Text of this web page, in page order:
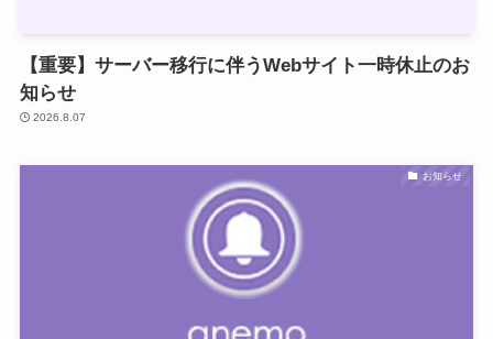
【重要】サーバー移行に伴うWebサイト一時休止のお
知らせ
2026.8.07
お知らせ